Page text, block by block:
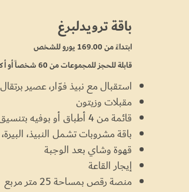
باقة ترويدلبرغ
ابتداءً من 169.00 يورو للشخص
قابلة للحجز للمجموعات من 60 شخصاً أو أكثر
استقبال مع نبيذ فوّار، عصير
مقبلات وزيتون
قائمة من 4 أطباق أو بوفيه بتنسيق مع إدارة المطبخ
باقة مشروبات تشمل النبيذ،
قهوة وشاي بعد الوجبة
إيجار القاعة
منصة رقص بمساحة 25 متر مربع